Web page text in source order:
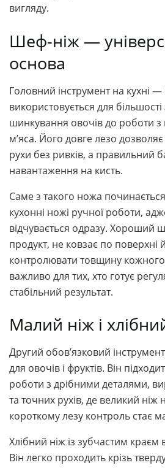
вигляду.
Шеф-ніж —
основа
Головний інструмент на кухні
використовується для більшості
шинкування овочів до роботи
м’яса. Його довге лезо дозволяє
рухи без ривків, а правильний
навантаження на кисть.
Саме з такого ножа
кухонні ножі ручної роботи,
відчувається одразу. Хороший
продукт, не ковзає по поверхні
контролювати товщину
важливо для тих, хто готує
стабільний результат.
Малий ніж і
Другий обов’язковий
для овочів і фруктів. Він
роботи з дрібними деталями,
та точних рухів, де великий ніж
короткому лезу контроль стає
Хлібний ніж із зубчастим краєм
Він легко проходить крізь